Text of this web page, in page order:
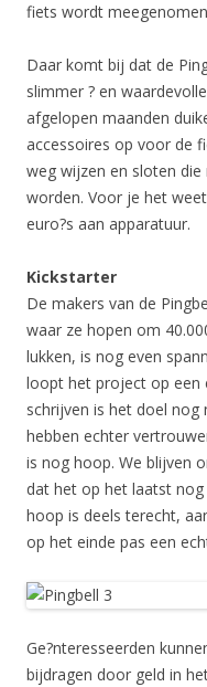
fiets wordt
Daar komt bij dat de
slimmer ? en
afgelopen maanden
accessoires op voor de
weg wijzen en sloten die
worden. Voor je het
euro?s aan apparatuur.
Kickstarter
De makers van de
waar ze hopen om
lukken, is nog even
loopt het project op een
schrijven is het doel nog
hebben echter
is nog hoop. We blijven
dat het op het laatst
hoop is deels terecht,
op het einde pas een
Ge?nteresseerden
bijdragen door geld in